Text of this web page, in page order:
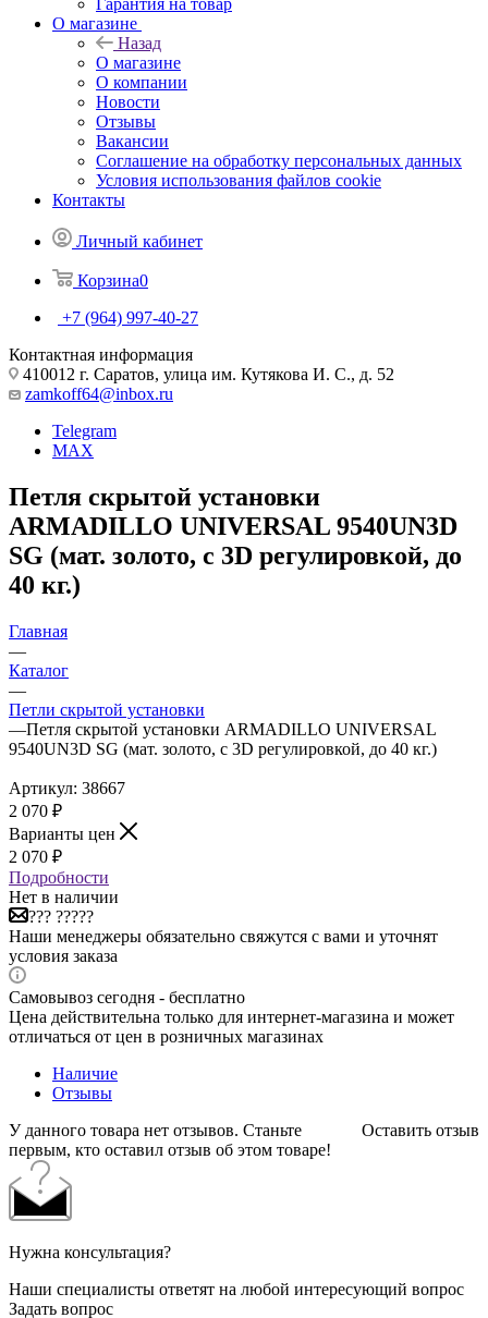
Гарантия на товар
О магазине
Назад
О магазине
О компании
Новости
Отзывы
Вакансии
Соглашение на обработку персональных данных
Условия использования файлов cookie
Контакты
Личный кабинет
Корзина0
+7 (964) 997-40-27
Контактная информация
410012 г. Саратов, улица им. Кутякова И. С., д. 52
zamkoff64@inbox.ru
Telegram
MAX
Петля скрытой установки
ARMADILLO UNIVERSAL 9540UN3D
SG (мат. золото, с 3D регулировкой, до
40 кг.)
Главная
—
Каталог
—
Петли скрытой установки
—Петля скрытой установки ARMADILLO UNIVERSAL
9540UN3D SG (мат. золото, с 3D регулировкой, до 40 кг.)
Артикул: 38667
2 070 ₽
Варианты цен
2 070 ₽
Подробности
Нет в наличии
??? ?????
Наши менеджеры обязательно свяжутся с вами и уточнят
условия заказа
Самовывоз сегодня - бесплатно
Цена действительна только для интернет-магазина и может
отличаться от цен в розничных магазинах
Наличие
Отзывы
Оставить отзыв
У данного товара нет отзывов. Станьте
первым, кто оставил отзыв об этом товаре!
Нужна консультация?
Наши специалисты ответят на любой интересующий вопрос
Задать вопрос